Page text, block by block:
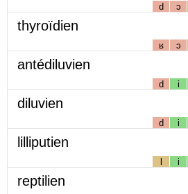
d ɔ
thyroïdien
ʁ ɔ
antédiluvien
d i
diluvien
d i
lilliputien
l i
reptilien